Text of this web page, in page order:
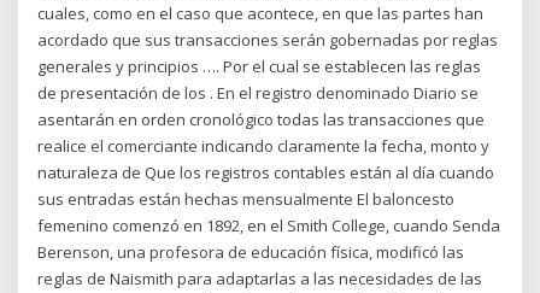
cuales, como en el caso que acontece, en que las partes han
acordado que sus transacciones serán gobernadas por reglas
generales y principios …. Por el cual se establecen las reglas
de presentación de los . En el registro denominado Diario se
asentarán en orden cronológico todas las transacciones que
realice el comerciante indicando claramente la fecha, monto y
naturaleza de Que los registros contables están al día cuando
sus entradas están hechas mensualmente El baloncesto
femenino comenzó en 1892, en el Smith College, cuando Senda
Berenson, una profesora de educación física, modificó las
reglas de Naismith para adaptarlas a las necesidades de las